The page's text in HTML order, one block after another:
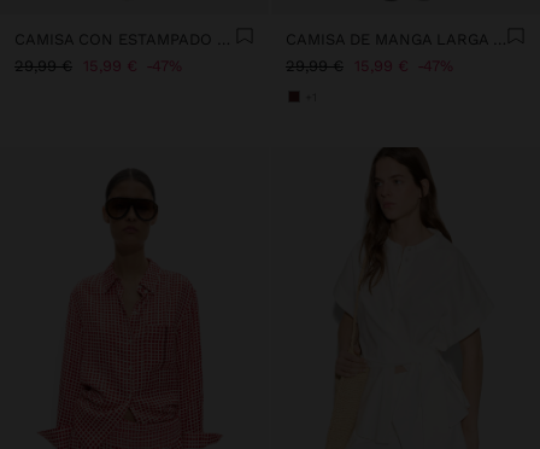
29,99 €
15,99 € 47%
29,99 €
15,99 € 47%